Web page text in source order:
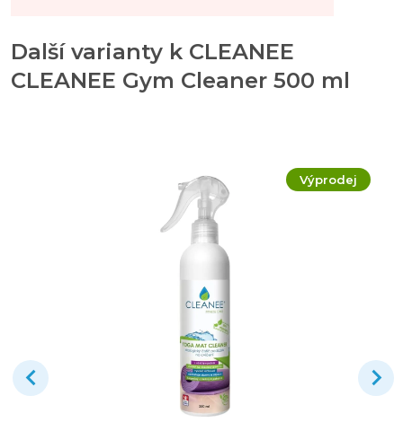
Další varianty k CLEANEE
CLEANEE Gym Cleaner 500 ml
Výprodej